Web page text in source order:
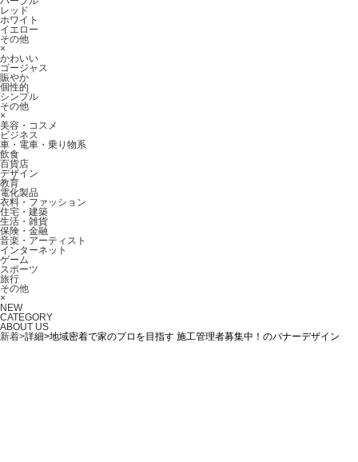
レッド
ホワイト
イエロー
その他
×
かわいい
ゴージャス
賑やか
個性的
シンプル
その他
×
美容・コスメ
ビジネス
車・電車・乗り物系
飲食
百貨店
デザイン
教育
電化製品
衣料・ファッション
住宅・建築
生活・雑貨
保険・金融
音楽・アーティスト
インターネット
ゲーム
スポーツ
旅行
その他
×
NEW
CATEGORY
ABOUT US
新着>詳細>地域密着で家のプロを目指す 施工管理者募集中！のバナーデザイン